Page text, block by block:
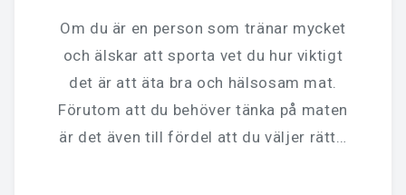
Om du är en person som tränar mycket
och älskar att sporta vet du hur viktigt
det är att äta bra och hälsosam mat.
Förutom att du behöver tänka på maten
är det även till fördel att du väljer rätt…